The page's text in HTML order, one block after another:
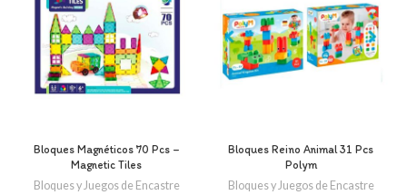
Bloques Magnéticos 70 Pcs –
Magnetic Tiles
Bloques y Juegos de Encastre
Bloques Reino Animal 31 Pcs
Polym
Bloques y Juegos de Encastre